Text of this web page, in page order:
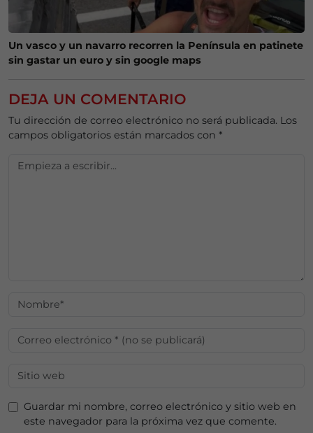
Un vasco y un navarro recorren la Península en patinete
sin gastar un euro y sin google maps
DEJA UN COMENTARIO
Tu dirección de correo electrónico no será publicada. Los
campos obligatorios están marcados con *
Guardar mi nombre, correo electrónico y sitio web en
este navegador para la próxima vez que comente.